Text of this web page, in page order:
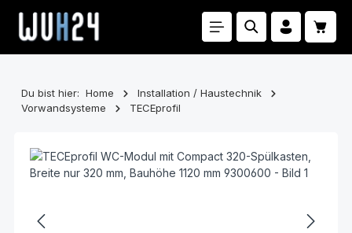
Zum Hauptinhalt springen
Du bist hier: Home
Installation / Haustechnik
Vorwandsysteme
TECEprofil